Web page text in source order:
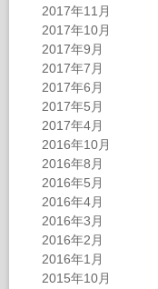
2017年11月
2017年10月
2017年9月
2017年7月
2017年6月
2017年5月
2017年4月
2016年10月
2016年8月
2016年5月
2016年4月
2016年3月
2016年2月
2016年1月
2015年10月